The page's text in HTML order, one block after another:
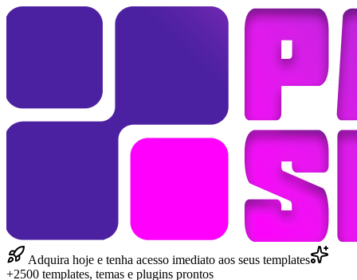
Adquira hoje e tenha acesso imediato aos seus templates
+2500 templates, temas e plugins prontos